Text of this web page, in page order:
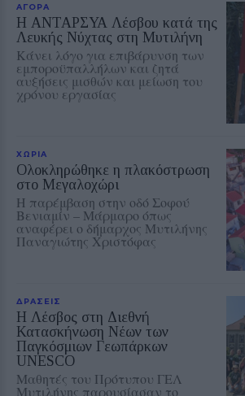
ΑΓΟΡΑ
Η ΑΝΤΑΡΣΥΑ Λέσβου κατά της
Λευκής Νύχτας στη Μυτιλήνη
Κάνει λόγο για επιβάρυνση των
εμποροϋπαλλήλων και ζητά
αυξήσεις μισθών και μείωση του
χρόνου εργασίας
ΧΩΡΙΑ
Ολοκληρώθηκε η πλακόστρωση
στο Μεγαλοχώρι
Η παρέμβαση στην οδό Σοφού
Βενιαμίν – Μάρμαρο όπως
αναφέρει ο δήμαρχος Μυτιλήνης
Παναγιώτης Χριστόφας
ΔΡΑΣΕΙΣ
Η Λέσβος στη Διεθνή
Κατασκήνωση Νέων των
Παγκόσμιων Γεωπάρκων
UNESCO
Μαθητές του Πρότυπου ΓΕΛ
Μυτιλήνης παρουσίασαν το